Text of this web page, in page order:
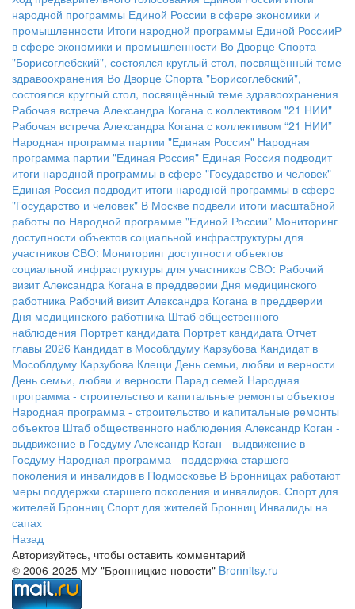
народной программы Единой России в сфере экономики и
промышленности Итоги народной программы Единой РоссииР
в сфере экономики и промышленности Во Дворце Спорта
"Борисоглебский", состоялся круглый стол, посвящённый теме
здравоохранения Во Дворце Спорта "Борисоглебский",
состоялся круглый стол, посвящённый теме здравоохранения
Рабочая встреча Александра Когана с коллективом "21 НИИ"
Рабочая встреча Александра Когана с коллективом “21 НИИ”
Народная программа партии "Единая Россия" Народная
программа партии "Единая Россия" Единая Россия подводит
итоги народной программы в сфере "Государство и человек"
Единая Россия подводит итоги народной программы в сфере
"Государство и человек" В Москве подвели итоги масштабной
работы по Народной программе "Единой России" Мониторинг
доступности объектов социальной инфраструктуры для
участников СВО: Мониторинг доступности объектов
социальной инфраструктуры для участников СВО: Рабочий
визит Александра Когана в преддверии Дня медицинского
работника Рабочий визит Александра Когана в преддверии
Дня медицинского работника Штаб общественного
наблюдения Портрет кандидата Портрет кандидата Отчет
главы 2026 Кандидат в Мособлдуму Карзубова Кандидат в
Мособлдуму Карзубова Клещи День семьи, любви и верности
День семьи, любви и верности Парад семей Народная
программа - строительство и капитальные ремонты объектов
Народная программа - строительство и капитальные ремонты
объектов Штаб общественного наблюдения Александр Коган -
выдвижение в Госдуму Александр Коган - выдвижение в
Госдуму Народная программа - поддержка старшего
поколения и инвалидов в Подмосковье В Бронницах работают
меры поддержки старшего поколения и инвалидов. Спорт для
жителей Бронниц Спорт для жителей Бронниц Инвалиды на
сапах
Назад
Авторизуйтесь, чтобы оставить комментарий
© 2006-2025 МУ "Бронницкие новости" Bronnitsy.ru